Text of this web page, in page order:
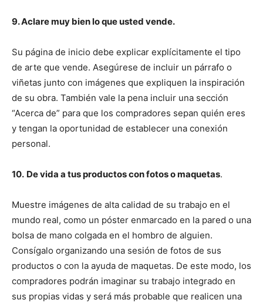
9. Aclare muy bien lo que usted vende.
Su página de inicio debe explicar explícitamente el tipo
de arte que vende. Asegúrese de incluir un párrafo o
viñetas junto con imágenes que expliquen la inspiración
de su obra. También vale la pena incluir una sección
“Acerca de” para que los compradores sepan quién eres
y tengan la oportunidad de establecer una conexión
personal.
10. De vida a tus productos con fotos o maquetas.
Muestre imágenes de alta calidad de su trabajo en el
mundo real, como un póster enmarcado en la pared o una
bolsa de mano colgada en el hombro de alguien.
Consígalo organizando una sesión de fotos de sus
productos o con la ayuda de maquetas. De este modo, los
compradores podrán imaginar su trabajo integrado en
sus propias vidas y será más probable que realicen una